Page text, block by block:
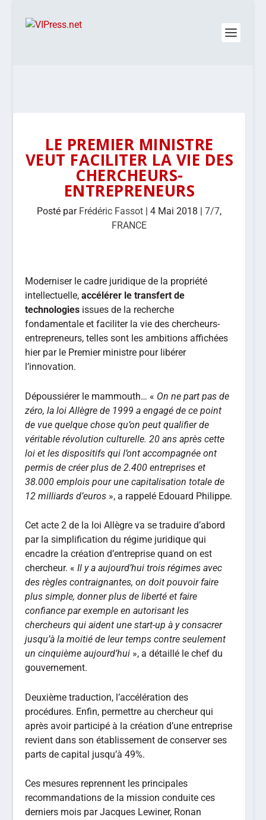
LE PREMIER MINISTRE
VEUT FACILITER LA VIE DES
CHERCHEURS-
ENTREPRENEURS
Posté par Frédéric Fassot |4 Mai 2018 |7/7,
FRANCE
Moderniser le cadre juridique de la propriété
intellectuelle,accélérer le transfert de
technologies issues de la recherche
fondamentale et faciliter la vie des chercheurs-
entrepreneurs, telles sont les ambitions affichées
hier par le Premier ministre pour libérer
l’innovation.
Dépoussiérer le mammouth… « On ne part pas de
zéro, la loi Allègre de 1999 a engagé de ce point
de vue quelque chose qu’on peut qualifier de
véritable révolution culturelle. 20 ans après cette
loi et les dispositifs qui l’ont accompagnée ont
permis de créer plus de 2.400 entreprises et
38.000 emplois pour une capitalisation totale de
12 milliards d’euros », a rappelé Edouard Philippe.
Cet acte 2 de la loi Allègre va se traduire d’abord
par la simplification du régime juridique qui
encadre la création d’entreprise quand on est
chercheur. «Il y a aujourd’hui trois régimes avec
des règles contraignantes, on doit pouvoir faire
plus simple, donner plus de liberté et faire
confiance par exemple en autorisant les
chercheurs qui aident une start-up à y consacrer
jusqu’à la moitié de leur temps contre seulement
un cinquième aujourd’hui », a détaillé le chef du
gouvernement.
Deuxième traduction, l’accélération des
procédures. Enfin, permettre au chercheur qui
après avoir participé à la création d’une entreprise
revient dans son établissement de conserver ses
parts de capital jusqu’à 49%.
Ces mesures reprennent les principales
recommandations de la mission conduite ces
derniers mois par Jacques Lewiner, Ronan